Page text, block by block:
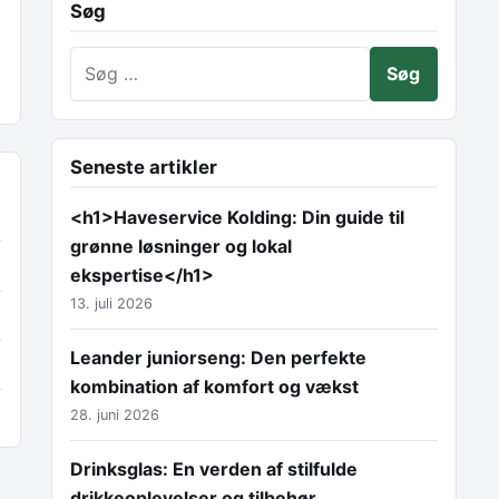
Søg
Seneste artikler
<h1>Haveservice Kolding: Din guide til
grønne løsninger og lokal
ekspertise</h1>
13. juli 2026
Leander juniorseng: Den perfekte
kombination af komfort og vækst
28. juni 2026
Drinksglas: En verden af stilfulde